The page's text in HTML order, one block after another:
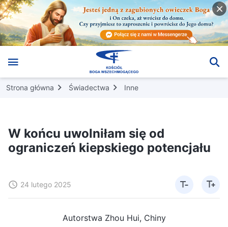
Strona główna Świadectwa Inne
W końcu uwolniłam się od
ograniczeń kiepskiego potencjału
24 lutego 2025
Autorstwa Zhou Hui, Chiny